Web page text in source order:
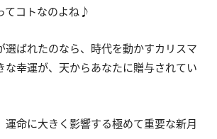
てコトなのよね♪
選ばれたのなら、時代を動かすカリスマ
な幸運が、天からあなたに贈与されてい
運命に大きく影響する極めて重要な新月